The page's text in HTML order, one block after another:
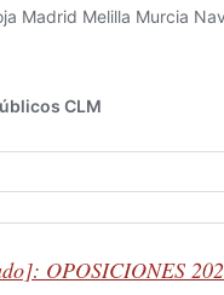
OPOSICIONES